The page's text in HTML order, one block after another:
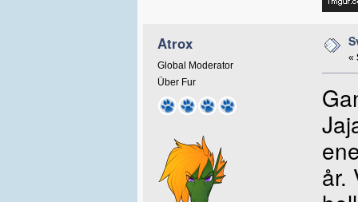
Atrox
Global Moderator
Über Fur
«
år.